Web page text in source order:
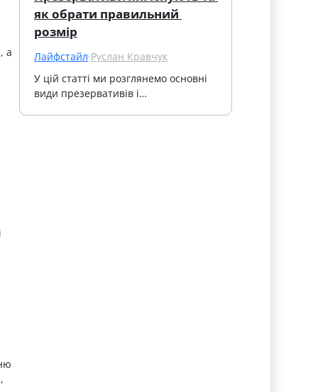
а
як обрати правильний
розмір
Лайфстайл·Руслан Кравчук
У цій статті ми розглянемо основні
види презервативів і…